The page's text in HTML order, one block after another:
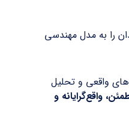
را به مدل مهندسی
واقعی و تحلیل
واقع‌گرایانه و